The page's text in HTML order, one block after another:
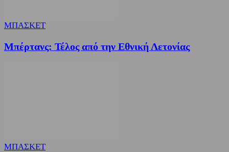
ΜΠΑΣΚΕΤ
Μπέρτανς: Τέλος από την Εθνική Λετονίας
ΜΠΑΣΚΕΤ